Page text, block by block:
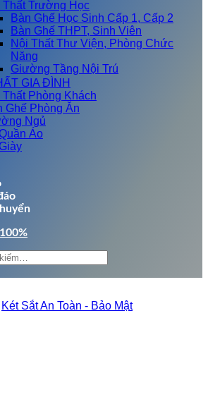
Thất Trường Học
Bàn Ghế Học Sinh Cấp 1, Cấp 2
Bàn Ghế THPT, Sinh Viên
Nội Thất Thư Viện, Phòng Chức
Năng
Giường Tầng Nội Trú
GIA ĐÌNH
Thất Phòng Khách
Ghế Phòng Ăn
Ngủ
Áo
Két Sắt An Toàn - Bảo Mật